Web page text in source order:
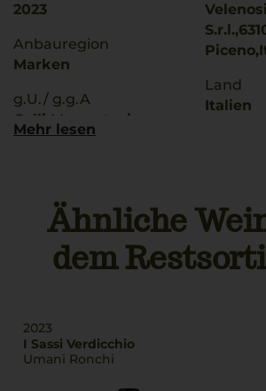
2023
Anbauregion
Marken
g.U./ g.g.A
Colli Maceratesi
Trinktemperatur
Alkoholgehalt
Velenosi
Land
Italien
trocken
Mehr lesen
Ähnliche
dem
2023
I Sassi Verdicchio
Umani Ronchi